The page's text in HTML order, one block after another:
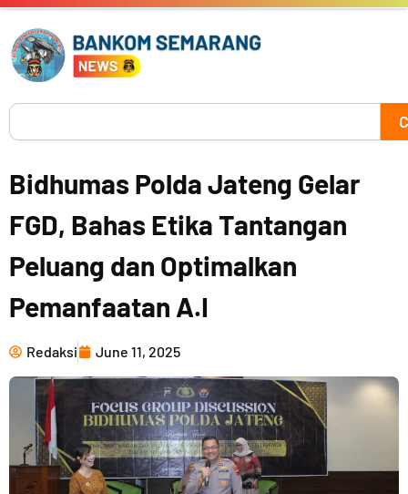
Skip
content
Search
Bidhumas Polda Jateng Gelar
FGD, Bahas Etika Tantangan
Peluang dan Optimalkan
Pemanfaatan A.I
Redaksi June 11, 2025